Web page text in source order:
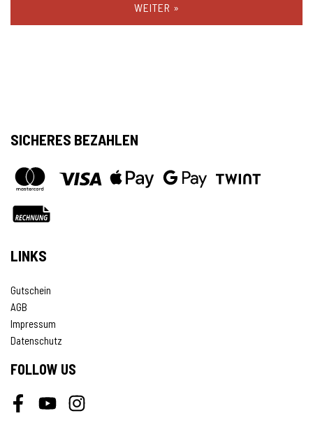
WEITER »
SICHERES BEZAHLEN
LINKS
Gutschein
AGB
Impressum
Datenschutz
FOLLOW US
FacebookYoutubeInstagram